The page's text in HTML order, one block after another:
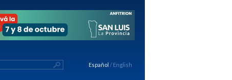
Español / English